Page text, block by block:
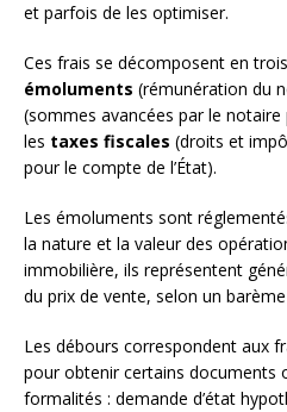
et parfois de les optimiser.
Ces frais se décomposent en
émoluments (rémunération du
(sommes avancées par le
les taxes fiscales (droits et
pour le compte de l’État).
Les émoluments sont
la nature et la valeur des
immobilière, ils représentent
du prix de vente, selon un
Les débours correspondent aux
pour obtenir certains documents
formalités : demande d’état